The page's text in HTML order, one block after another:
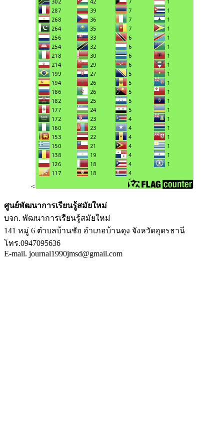
<
ศูนย์พัฒนาการเรียนรู้สมัยใหม่
บจก. พัฒนาการเรียนรู้สมัยใหม่
141 หมู่ 6 ตำบลบ้านชัย อำเภอบ้านดุง จังหวัดอุดรธานี
โทร.0947095636
E-mail. journal1990jmsd@gmail.com